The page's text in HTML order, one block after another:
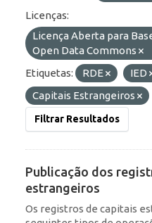
Licenças:
Licença Aberta para
Open Data Commons
Etiquetas:
RDE IED
Capitais Estrangeiros
Filtrar Resultados
Publicação dos
estrangeiros
Os registros de capitais